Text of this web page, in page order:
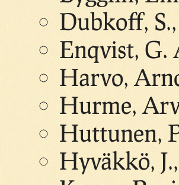
Dubkoff,
Enqvist, G.
Harvo,
Hurme,
Huttunen,
Hyväkkö,